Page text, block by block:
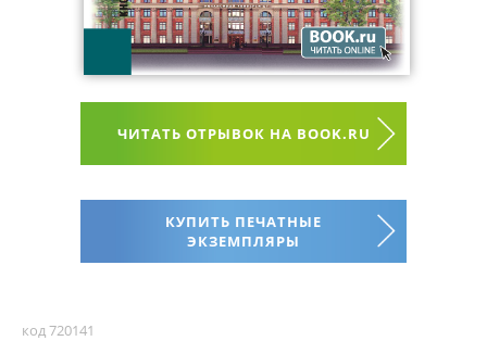
ЧИТАТЬ ОТРЫВОК НА BOOK.RU
КУПИТЬ ПЕЧАТНЫЕ
ЭКЗЕМПЛЯРЫ
код 720141